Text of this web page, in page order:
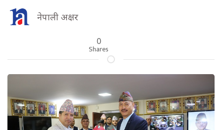
नेपाली अक्षर
0
Shares